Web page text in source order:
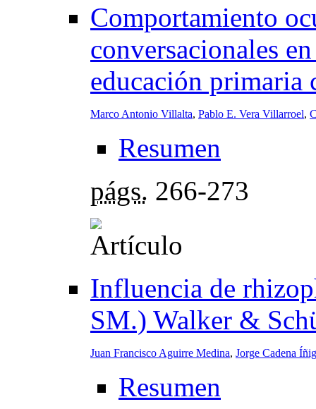
Comportamiento
conversacionales
educación primaria
Marco Antonio Villalta, Pablo E. Vera Villarroel,
Resumen
págs. 266-273
Influencia de
SM.) Walker &
Juan Francisco Aguirre Medina, Jorge Cadena
Resumen